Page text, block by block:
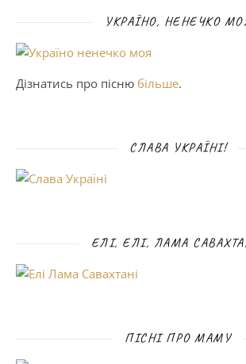
УКРАЇНО, НЕНЕЧКО
Дізнатись про пісню більше.
СЛАВА УКРАЇНІ!
ЕЛІ, ЕЛІ, ЛАМА
ПІСНІ ПРО МАМУ